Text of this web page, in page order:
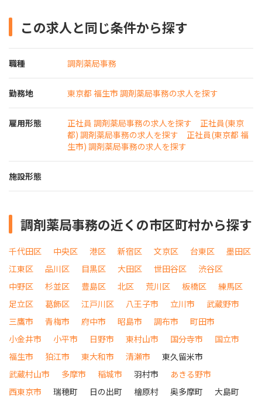
この求人と同じ条件から探す
職種 調剤薬局事務
勤務地 東京都 福生市 調剤薬局事務の求人を探す
雇用形態 正社員 調剤薬局事務の求人を探す
正社員(東京
都) 調剤薬局事務の求人を探す
正社員(東京都 福
生市) 調剤薬局事務の求人を探す
施設形態
調剤薬局事務の近くの市区町村から探す
千代田区 中央区 港区 新宿区 文京区 台東区
墨田区
江東区
品川区 目黒区 大田区 世田谷区
渋谷区
中野区
杉並区 豊島区 北区 荒川区 板橋区
練馬区
足立区
葛飾区 江戸川区 八王子市 立川市
武蔵野市
三鷹市
青梅市 府中市 昭島市 調布市
町田市
小金井市
小平市 日野市 東村山市 国分寺市
国立市
福生市
狛江市 東大和市 清瀬市
東久留米市
武蔵村山市
多摩市 稲城市 羽村市
あきる野市
西東京市
瑞穂町 日の出町 檜原村 奥多摩町
大島町